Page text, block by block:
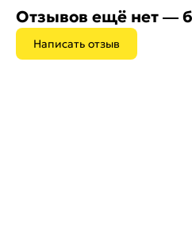
Отзывов ещё нет —
Написать отзыв